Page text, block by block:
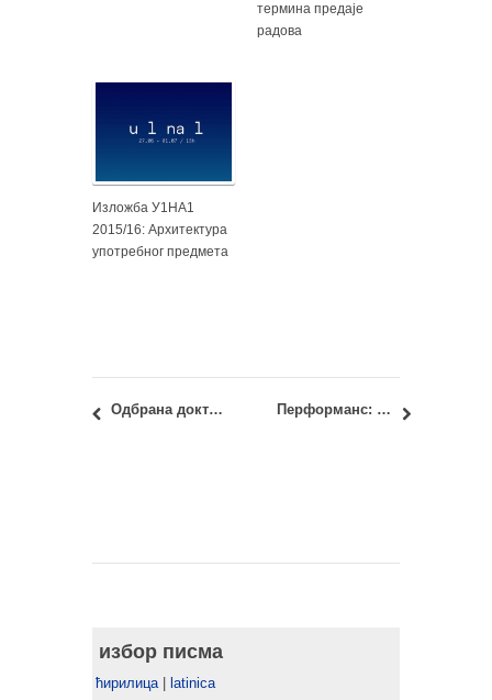
термина предаје
радова
Изложба У1НА1
2015/16: Архитектура
употребног предмета
Одбрана докторске дисертације: мр Ивана Лукић, дипл.инж.арх. Перформанс: “Sound is Body, Body is Sound“ јапанских уметника Јошија Маћиде и Маико Дате у читаоници библиотеке Архитектонског факултета
избор писма
ћирилица| latinica